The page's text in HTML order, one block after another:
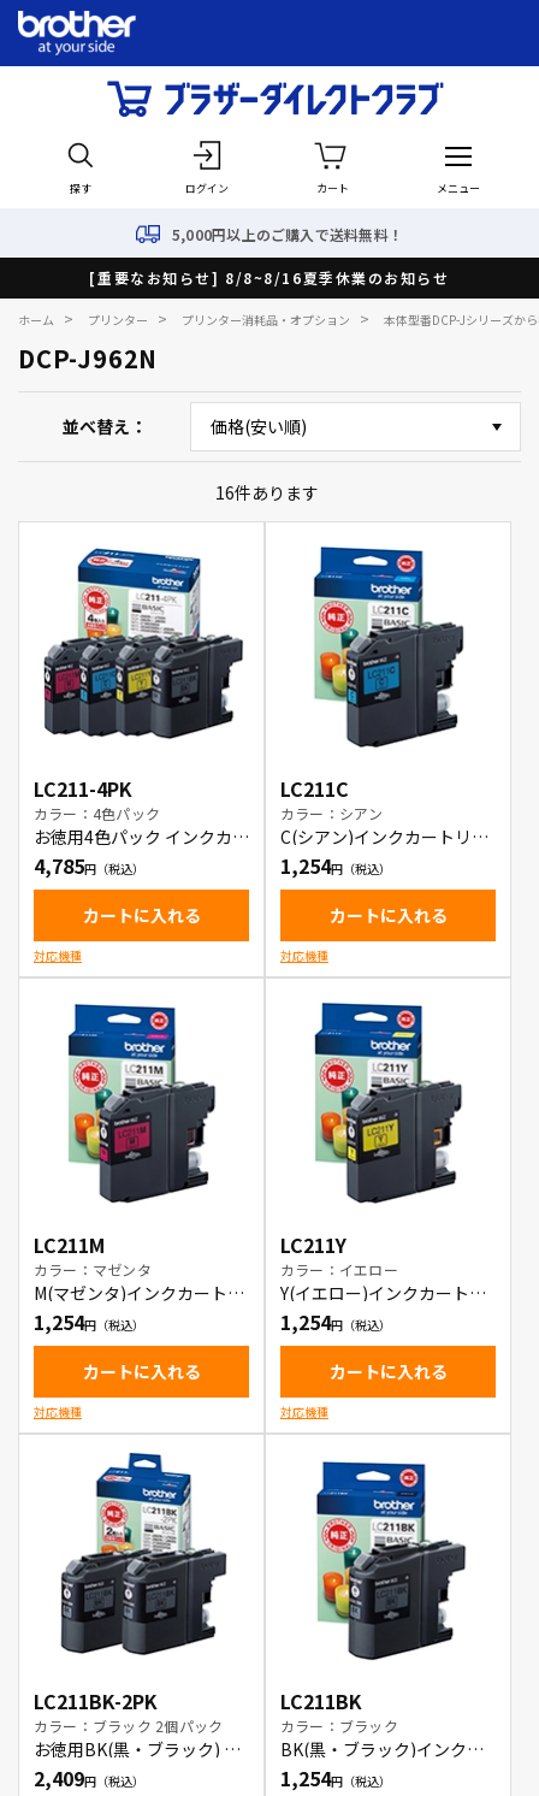
探す ログイン カート メニュー
5,000円以上のご購入で送料無料！
[重要なお知らせ] 8/8~8/16夏季休業のお知らせ
ホーム > プリンター > プリンター消耗品・オプション > 本体型番DCP-Jシリーズか
DCP-J962N
並べ替え
16件あります
LC211-4PK
カラー：4色パック
お徳用4色パック インクカー
トリッジ
4,785
カートに入れる
対応機種
LC211C
カラー：シアン
C(シアン)インクカートリッ
ジ
1,254
カートに入れる
対応機種
LC211M
カラー：マゼンタ
M(マゼンタ)インクカートリ
ッジ
1,254
カートに入れる
対応機種
LC211Y
カラー：イエロー
Y(イエロー)インクカートリ
ッジ
1,254
カートに入れる
対応機種
LC211BK-2PK
カラー：ブラック 2個パック
お徳用BK(黒・ブラック) 2
本パック インクカートリッ
ジ
2,409
LC211BK
カラー：ブラック
BK(黒・ブラック)インクカ
ートリッジ
1,254